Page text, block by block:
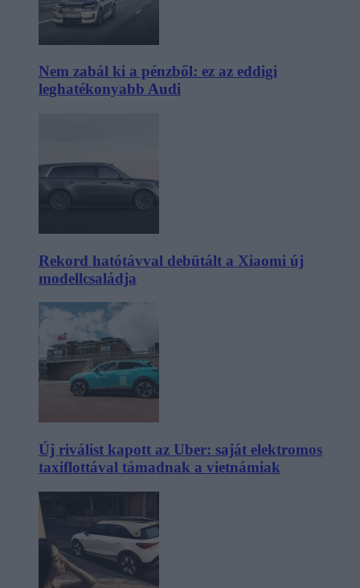
Nem zabál ki a pénzből: ez az eddigi
leghatékonyabb Audi
Rekord hatótávval debütált a Xiaomi új
modellcsaládja
Új riválist kapott az Uber: saját elektromos
taxiflottával támadnak a vietnámiak